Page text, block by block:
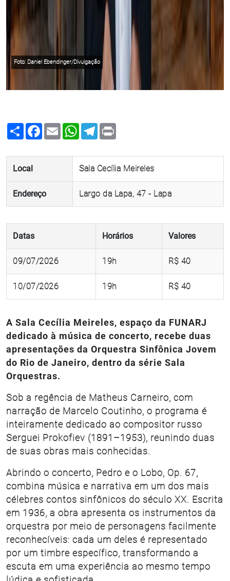
Foto: Daniel Ebendinger/Divulgação
Share Facebook
Email WhatsApp
Telegram
Local Sala Cecília Meireles
Endereço Largo da Lapa, 47 - Lapa
Datas Horários Valores
09/07/2026 19h R$ 40
10/07/2026 19h R$ 40
A Sala Cecília Meireles, espaço da FUNARJ
dedicado à música de concerto, recebe duas
apresentações da Orquestra Sinfônica Jovem
do Rio de Janeiro, dentro da série Sala
Orquestras.
Sob a regência de Matheus Carneiro, com
narração de Marcelo Coutinho, o programa é
inteiramente dedicado ao compositor russo
Serguei Prokofiev (1891–1953), reunindo duas
de suas obras mais conhecidas.
Abrindo o concerto, Pedro e o Lobo, Op. 67,
combina música e narrativa em um dos mais
célebres contos sinfônicos do século XX. Escrita
em 1936, a obra apresenta os instrumentos da
orquestra por meio de personagens facilmente
reconhecíveis: cada um deles é representado
por um timbre específico, transformando a
escuta em uma experiência ao mesmo tempo